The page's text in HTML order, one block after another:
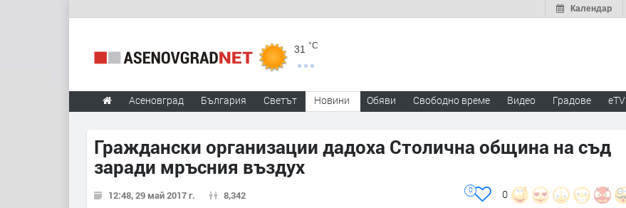
Календар
31 °C
Асеновград България Светът Новини Обяви Свободно време Видео Градове eTV
Граждански организации дадоха Столична община на съд
заради мръсния въздух
12:48, 29 май 2017 г. 8,342 0
0